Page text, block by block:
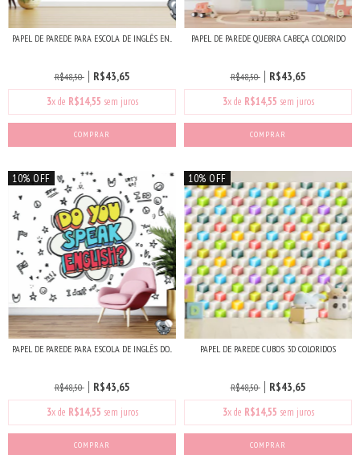
PAPEL DE PAREDE PARA ESCOLA DE INGLÊS EN...
R$48,50 R$43,65
3x de R$14,55 sem juros
COMPRAR
PAPEL DE PAREDE QUEBRA CABEÇA COLORIDO
R$48,50 R$43,65
3x de R$14,55 sem juros
COMPRAR
10% OFF
PAPEL DE PAREDE PARA ESCOLA DE INGLÊS DO...
R$48,50 R$43,65
3x de R$14,55 sem juros
COMPRAR
10% OFF
PAPEL DE PAREDE CUBOS 3D COLORIDOS
R$48,50 R$43,65
3x de R$14,55 sem juros
COMPRAR